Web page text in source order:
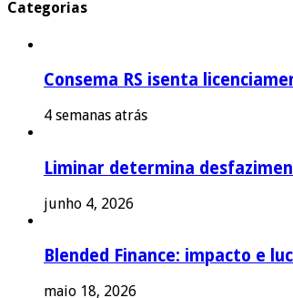
Categorias
Consema RS isenta
4 semanas atrás
Liminar determina
junho 4, 2026
Blended Finance: impacto e
maio 18, 2026